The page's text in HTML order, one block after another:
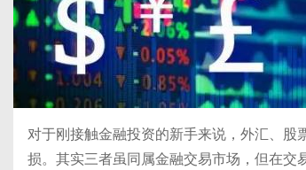
对于刚接触金融投资的新手来说，外汇、
损。其实三者虽同属金融交易市场，但在